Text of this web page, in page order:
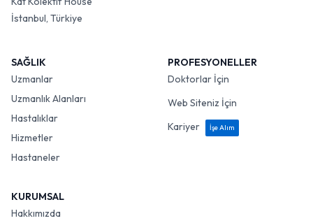
İstanbul, Türkiye
SAĞLIK
Uzmanlar
Uzmanlık Alanları
Hastalıklar
Hizmetler
Hastaneler
PROFESYONELLER
Doktorlar İçin
Web Siteniz İçin
Kariyer
İşe Alım
KURUMSAL
Hakkımızda